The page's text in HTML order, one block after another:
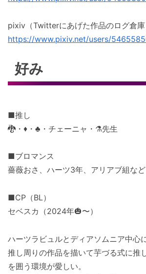
pixiv（Twitterにあげた作品のログ倉庫
https://www.pixiv.net/users/
好み
■推し
🐉・♦️・♣️・チェーニャ・⚗️先生
■ブロマンス
薔薇おさ、ハーツ3年、アリアブ組など
■CP（BL）
セベスカ（2024年🎃〜）
ハーツラビュルとディアソムニア中心
推し周りの作品を描いて芋づる式に推
を囲う環境が愛しい。